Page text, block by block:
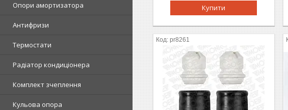
Опори амортизатора
Антифризи
Термостати
Радіатор кондиціонера
Комплект зчеплення
Кульова опора
Купити
pr8261